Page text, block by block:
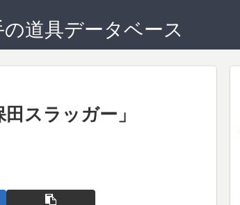
の道具データベース
スラッガー」